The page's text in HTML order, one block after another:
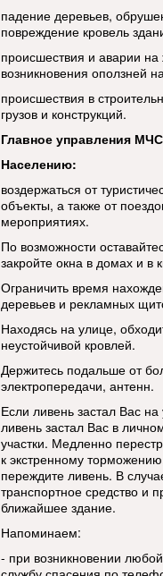
падение деревьев,
повреждение кровель
происшествия и аварии
возникновения оползней
происшествия в
грузов и конструкций.
Главное управления
Населению:
воздержаться от
объекты, а также от
мероприятиях.
По возможности
закройте окна в домах и в
Ограничить время
деревьев и рекламных
Находясь на улице,
неустойчивой кровлей.
Держитесь подальше от
электропередачи, антенн.
Если ливень застал Вас
ливень застал Вас в
участки. Медленно
к экстренному
переждите ливень. В
транспортное средство и
ближайшее здание.
Напоминаем:
- при возникновении